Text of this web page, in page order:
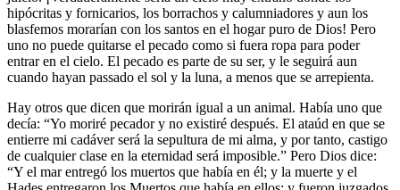
hipócritas y fornicarios, los borrachos y calumniadores y aun los
blasfemos morarían con los santos en el hogar puro de Dios! Pero
uno no puede quitarse el pecado como si fuera ropa para poder
entrar en el cielo. El pecado es parte de su ser, y le seguirá aun
cuando hayan passado el sol y la luna, a menos que se arrepienta.
Hay otros que dicen que morirán igual a un animal. Había uno que
decía: “Yo moriré pecador y no existiré después. El ataúd en que se
entierre mi cadáver será la sepultura de mi alma, y por tanto, castigo
de cualquier clase en la eternidad será imposible.” Pero Dios dice:
“Y el mar entregó los muertos que había en él; y la muerte y el